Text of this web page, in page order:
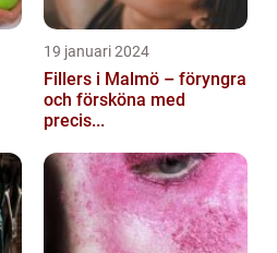
19 januari 2024
Fillers i Malmö – föryngra
och försköna med
precis...